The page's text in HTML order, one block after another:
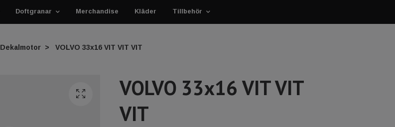
Doftgranar Merchandise Kläder Tillbehör
Dekalmotor VOLVO 33x16 VIT VIT VIT
VOLVO 33x16 VIT VIT
VIT